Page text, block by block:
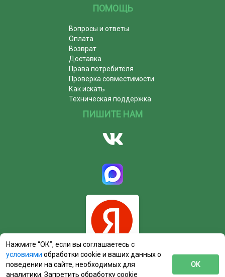
ПОМОЩЬ
Вопросы и ответы
Оплата
Возврат
Доставка
Права потребителя
Проверка совместимости
Как искать
Техническая поддержка
ПИШИТЕ НАМ
Нажмите “ОК”, если вы соглашаетесь с
условиями обработки cookie и ваших данных о
поведении на сайте, необходимых для
аналитики. Запретить обработку cookie
ОК